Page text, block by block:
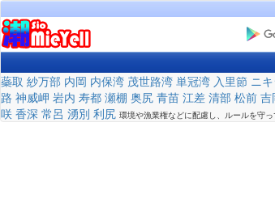
蘂取 紗万部 内岡 内保湾 茂世路湾 単冠湾 入里節 ニ
路 神威岬 岩内 寿都 瀬棚 奥尻 青苗 江差 清部 松前 吉
咲 香深 常呂 湧別 利尻 環境や漁業権などに配慮し、ルールを守っ